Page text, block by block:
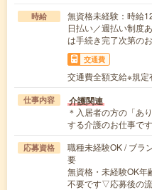
時給
無資格未経験：時
日払い／週払い制度
は手続き完了次第の
交通費
交通費全額支給※規定
仕事内容 介護関連
＊入居者の方の「あ
する介護のお仕事で
応募資格
職種未経験OK / ブラ
要
無資格・未経験OK
不要です▽応募後の